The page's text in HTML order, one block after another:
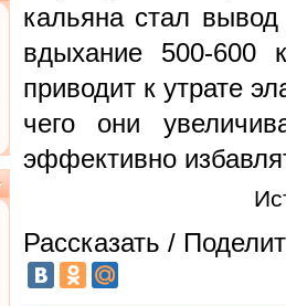
кальяна стал
вдыхание 500-600
приводит к утрате
чего они
эффективно
Рассказать /